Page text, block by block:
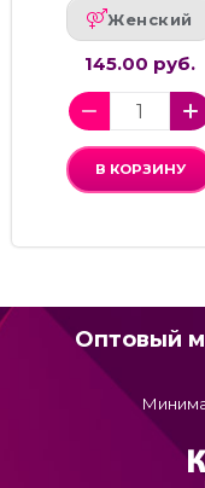
Женский
145.00 руб.
В КОРЗИНУ
Оптовый